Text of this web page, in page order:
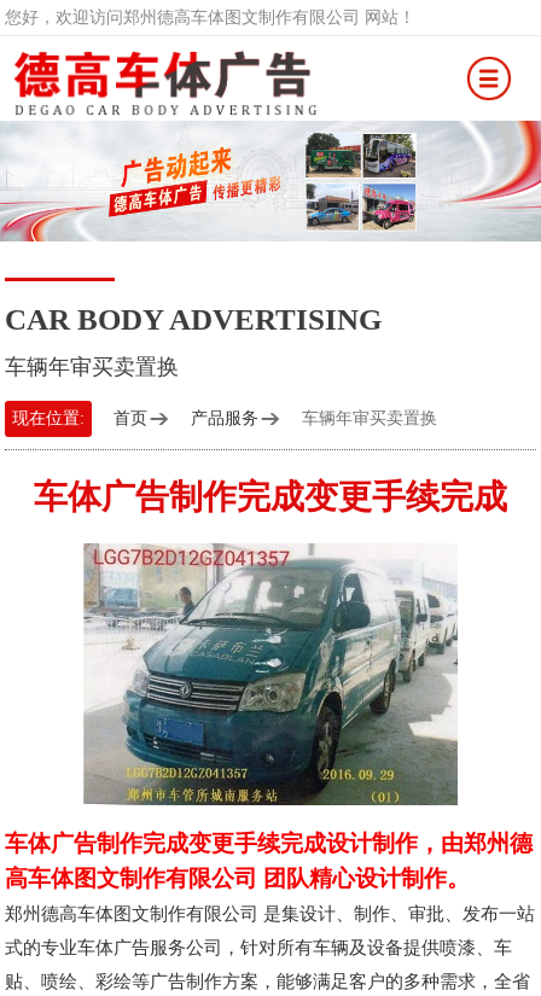
您好，欢迎访问郑州德高车体图文制作有限公司 网站！
CAR BODY ADVERTISING
车辆年审买卖置换
现在位置: 首页 产品服务 车辆年审买卖置换
车体广告制作完成变更手续完成
车体广告制作完成变更手续完成设计制作，由郑州德
高车体图文制作有限公司 团队精心设计制作。
郑州德高车体图文制作有限公司 是集设计、制作、审批、发布一站
式的专业车体广告服务公司，针对所有车辆及设备提供喷漆、车
贴、喷绘、彩绘等广告制作方案，能够满足客户的多种需求，全省